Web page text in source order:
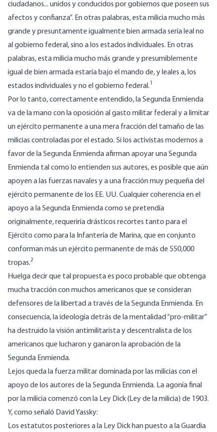
ciudadanos... unidos y conducidos por gobiernos que poseen sus
afectos y confianza”. En otras palabras, esta milicia mucho más
grande y presuntamente igualmente bien armada sería leal no
al gobierno federal, sino a los estados individuales. En otras
palabras, esta milicia mucho más grande y presumiblemente
igual de bien armada estaría bajo el mando de, y leales a, los
estados individuales y no el gobierno federal.1
Por lo tanto, correctamente entendido, la Segunda Enmienda
va de la mano con la oposición al gasto militar federal y a limitar
un ejército permanente a una mera fracción del tamaño de las
milicias controladas por el estado. Si los activistas modernos a
favor de la Segunda Enmienda afirman apoyar una Segunda
Enmienda tal como lo entienden sus autores, es posible que aún
apoyen a las fuerzas navales y a una fracción muy pequeña del
ejército permanente de los EE. UU. Cualquier coherencia en el
apoyo a la Segunda Enmienda como se pretendía
originalmente, requeriría drásticos recortes tanto para el
Ejército como para la Infantería de Marina, que en conjunto
conforman más un ejército permanente de más de 550,000
tropas.2
Huelga decir que tal propuesta es poco probable que obtenga
mucha tracción con muchos americanos que se consideran
defensores de la libertad a través de la Segunda Enmienda. En
consecuencia, la ideología detrás de la mentalidad “pro-militar”
ha destruido la visión antimilitarista y descentralista de los
americanos que lucharon y ganaron la aprobación de la
Segunda Enmienda.
Lejos queda la fuerza militar dominada por las milicias con el
apoyo de los autores de la Segunda Enmienda. La agonía final
por la milicia comenzó con la Ley Dick (Ley de la milicia) de 1903.
Y, como señaló David Yassky:
Los estatutos posteriores a la Ley Dick han puesto a la Guardia